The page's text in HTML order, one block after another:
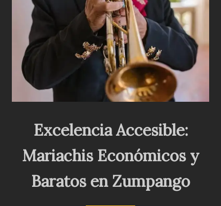
Excelencia Accesible:
Mariachis Económicos y
Baratos en Zumpango